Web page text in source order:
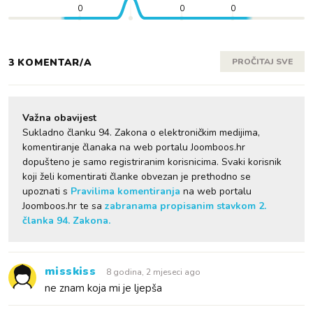
0 0 0
3 KOMENTAR/A PROČITAJ SVE
Važna obavijest
Sukladno članku 94. Zakona o elektroničkim medijima,
komentiranje članaka na web portalu Joomboos.hr
dopušteno je samo registriranim korisnicima. Svaki korisnik
koji želi komentirati članke obvezan je prethodno se
upoznati s Pravilima komentiranja na web portalu
Joomboos.hr te sa zabranama propisanim stavkom 2.
članka 94. Zakona.
misskiss 8 godina, 2 mjeseci ago
ne znam koja mi je ljepša